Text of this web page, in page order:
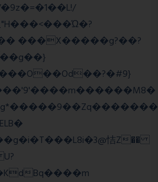
�9z�=�1��L!/
�Ώ�?
恄Z��
Bq����m